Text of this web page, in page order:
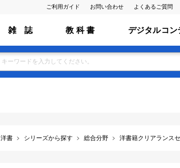
ご利用ガイド お問い合わせ よくあるご質問
雑 誌 教 科 書 デジタルコン
洋書 シリーズから探す 総合分野 洋書籍クリアランス